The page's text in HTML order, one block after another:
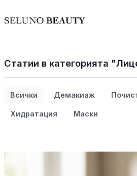
Статии в категорията
Всички Демакиаж
Хидратация Маски